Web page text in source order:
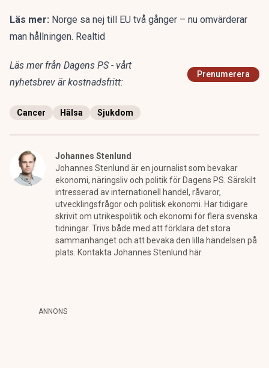
Läs mer: Norge sa nej till EU två gånger – nu omvärderar
man hållningen. Realtid
Läs mer från Dagens PS - vårt
nyhetsbrev är kostnadsfritt:
Prenumerera
Cancer Hälsa Sjukdom
Johannes Stenlund
Johannes Stenlund är en journalist som bevakar
ekonomi, näringsliv och politik för Dagens PS. Särskilt
intresserad av internationell handel, råvaror,
utvecklingsfrågor och politisk ekonomi. Har tidigare
skrivit om utrikespolitik och ekonomi för flera svenska
tidningar. Trivs både med att förklara det stora
sammanhanget och att bevaka den lilla händelsen på
plats. Kontakta Johannes Stenlund här.
ANNONS